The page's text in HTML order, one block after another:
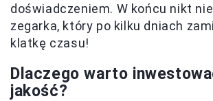
doświadczeniem. W końcu nikt
zegarka, który po kilku dniach
klatkę czasu!
Dlaczego warto
jakość?